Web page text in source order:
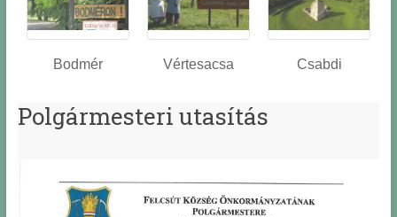
Bodmér Vértesacsa Csabdi
Polgármesteri utasítás